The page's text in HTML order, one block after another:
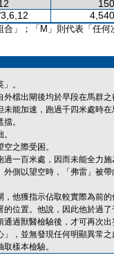
」；「M」則代表「任何
。
外檔出閘後均於早段在馬群
未能加速，跑過千四米處時
。
之際受困。
過一百米處，因而未能全力施
側以望空時，「弗雷」被
他獲指示佔取較實際為前
位置。他說，因此他於過
過獸醫檢驗後，才可再次出
，並無發現任何明顯異常之
樣本檢驗。